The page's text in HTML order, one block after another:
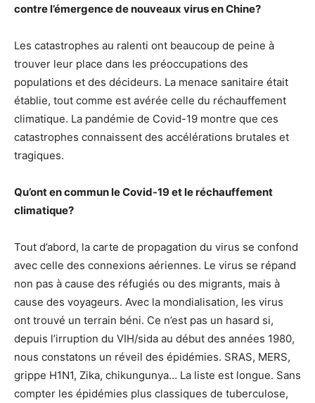
contre l’émergence de nouveaux virus en Chine?
Les catastrophes au ralenti ont beaucoup de peine à
trouver leur place dans les préoccupations des
populations et des décideurs. La menace sanitaire était
établie, tout comme est avérée celle du réchauffement
climatique. La pandémie de Covid-19 montre que ces
catastrophes connaissent des accélérations brutales et
tragiques.
Qu’ont en commun le Covid-19 et le réchauffement
climatique?
Tout d’abord, la carte de propagation du virus se confond
avec celle des connexions aériennes. Le virus se répand
non pas à cause des réfugiés ou des migrants, mais à
cause des voyageurs. Avec la mondialisation, les virus
ont trouvé un terrain béni. Ce n’est pas un hasard si,
depuis l’irruption du VIH/sida au début des années 1980,
nous constatons un réveil des épidémies. SRAS, MERS,
grippe H1N1, Zika, chikungunya… La liste est longue. Sans
compter les épidémies plus classiques de tuberculose,